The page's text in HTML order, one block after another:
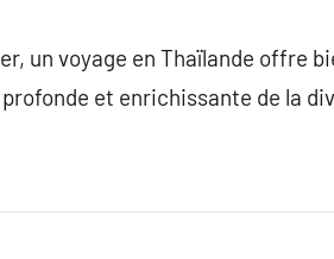
un voyage en Thaïlande offre
et enrichissante de la